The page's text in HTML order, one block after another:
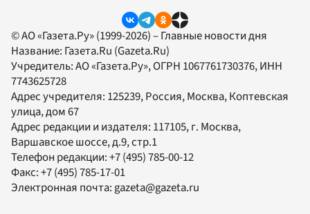
© АО «Газета.Ру» (1999-2026) – Главные новости дня
Название: Газета.Ru (Gazeta.Ru)
Учредитель:АО «Газета.Ру», ОГРН 1067761730376, ИНН
7743625728
Адрес учредителя: 125239, Россия, Москва, Коптевская
улица, дом 67
Адрес редакции и издателя: 117105, г. Москва,
Варшавское шоссе, д.9, стр.1
Телефон редакции:+7 (495) 785-00-12
Факс:+7 (495) 785-17-01
Электронная почта:gazeta@gazeta.ru